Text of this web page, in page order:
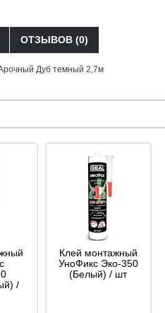
ОТЗЫВОВ (0)
Дуб темный 2,7м
/
Клей монтажный
УноФикс Эко-350
(Белый) / шт